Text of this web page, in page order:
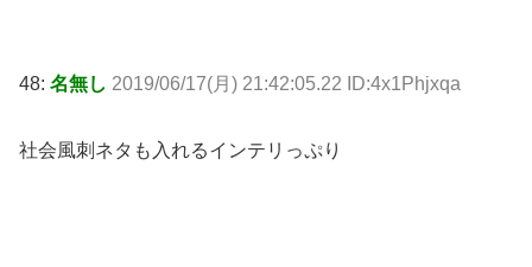
48: 名無し 2019/06/17(月) 21:42:05.22 ID:4x1Phjxqa
社会風刺ネタも入れるインテリっぷり